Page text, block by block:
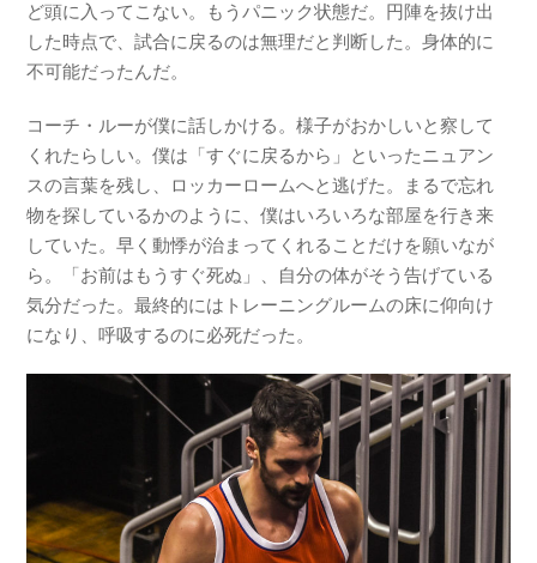
ど頭に入ってこない。もうパニック状態だ。円陣を抜け出
した時点で、試合に戻るのは無理だと判断した。身体的に
不可能だったんだ。
コーチ・ルーが僕に話しかける。様子がおかしいと察して
くれたらしい。僕は「すぐに戻るから」といったニュアン
スの言葉を残し、ロッカーロームへと逃げた。まるで忘れ
物を探しているかのように、僕はいろいろな部屋を行き来
していた。早く動悸が治まってくれることだけを願いなが
ら。「お前はもうすぐ死ぬ」、自分の体がそう告げている
気分だった。最終的にはトレーニングルームの床に仰向け
になり、呼吸するのに必死だった。